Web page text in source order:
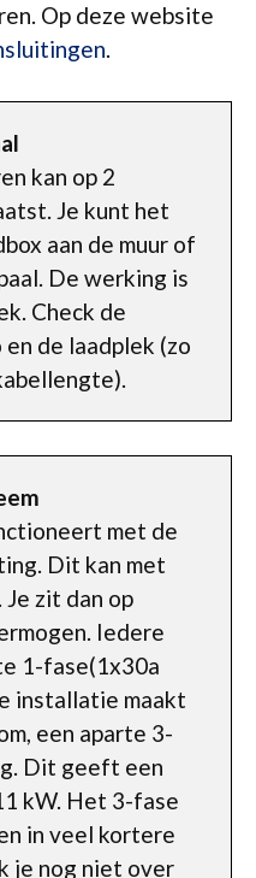
Op deze website
.
kan op 2
Je kunt het
aan de muur of
De werking is
Check de
de laadplek (zo
met de
Dit kan met
Je zit dan op
Iedere
1-fase(1x30a
installatie maakt
een aparte 3-
Dit geeft een
kW. Het 3-fase
in veel kortere
je nog niet over